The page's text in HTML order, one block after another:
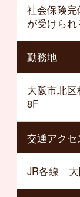
社会保険
が受けられ
勤務地
大阪市北
8F
交通アクセ
JR各線「